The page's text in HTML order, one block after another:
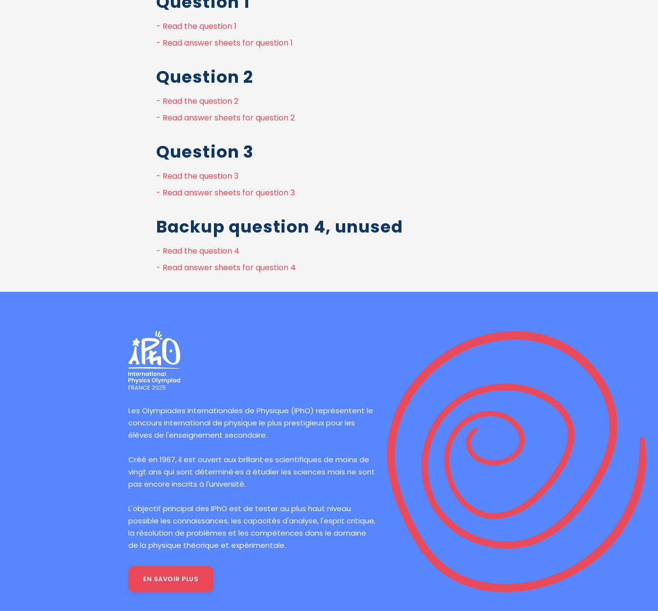
- Read the question 1
- Read answer sheets for question 1
Question 2
- Read the question 2
- Read answer sheets for question 2
Question 3
- Read the question 3
- Read answer sheets for question 3
Backup question 4, unused
- Read the question 4
- Read answer sheets for question 4
Les Olympiades Internationales de Physique (IPhO) représentent le
concours international de physique le plus prestigieux pour les
élèves de l'enseignement secondaire.
Créé en 1967, il est ouvert aux brillant·es scientifiques de moins de
vingt ans qui sont déterminé·es à étudier les sciences mais ne sont
pas encore inscrits à l'université.
L'objectif principal des IPhO est de tester au plus haut niveau
possible les connaissances, les capacités d'analyse, l'esprit critique,
la résolution de problèmes et les compétences dans le domaine
de la physique théorique et expérimentale.
EN SAVOIR PLUS